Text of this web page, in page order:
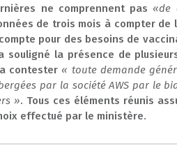
ne comprennent pas «de
de trois mois à compter
pour des besoins de
la présence de
contester « toute demande
par la société AWS par le
». Tous ces éléments réunis
effectué par le ministère.